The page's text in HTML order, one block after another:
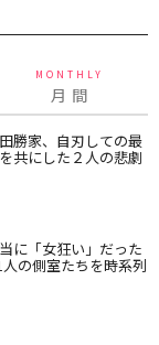
MONTHLY
月 間
勝家、自刃しての最
共にした２人の悲劇
に「女狂い」だった
の側室たちを時系列